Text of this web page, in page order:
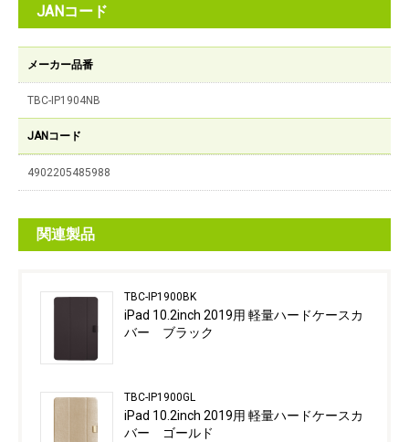
JANコード
メーカー品番
TBC-IP1904NB
JANコード
4902205485988
関連製品
TBC-IP1900BK
iPad 10.2inch 2019用 軽量ハードケースカ
バー ブラック
TBC-IP1900GL
iPad 10.2inch 2019用 軽量ハードケースカ
バー ゴールド